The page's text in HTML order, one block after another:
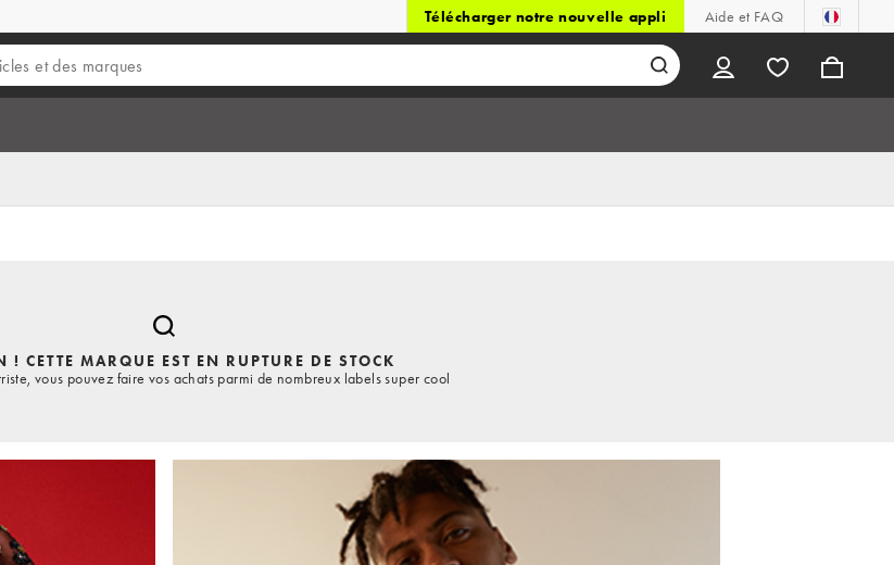
Télécharger notre nouvelle appli Aide et FAQ
! CETTE MARQUE EST EN RUPTURE DE STOCK
vous pouvez faire vos achats parmi de nombreux labels super cool